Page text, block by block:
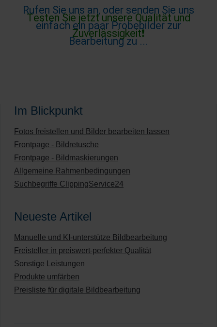
Testen Sie jetzt unsere Qualität und
Zuverlässigkeit❗
Rufen Sie uns an, oder senden Sie uns
einfach ein paar Probebilder zur
Bearbeitung zu ...
Im Blickpunkt
Fotos freistellen und Bilder bearbeiten lassen
Frontpage - Bildretusche
Frontpage - Bildmaskierungen
Allgemeine Rahmenbedingungen
Suchbegriffe ClippingService24
Neueste Artikel
Manuelle und KI-unterstütze Bildbearbeitung
Freisteller in preiswert-perfekter Qualität
Sonstige Leistungen
Produkte umfärben
Preisliste für digitale Bildbearbeitung